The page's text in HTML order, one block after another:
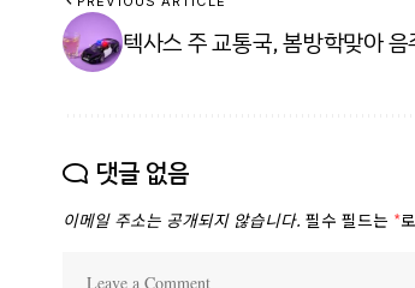
텍사스 주 교통국, 봄방학맞아
댓글 없음
이메일 주소는 공개되지 않습니다. 필수 필드는 *